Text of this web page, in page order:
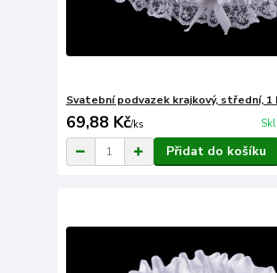
Svatební podvazek krajkový, střední, 1
69,88 Kč/ks
Přidat do košíku